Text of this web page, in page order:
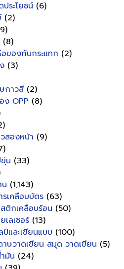
ระโยชน์ (6)
(2)
(8)
ของกันกระแทก (2)
(3)
กาวสี (2)
ง OPP (8)
สองหน้า (9)
น (33)
(1,143)
เคลือบบัตร (63)
ติกเคลือบร้อน (50)
เลเซอร์ (13)
และเขียนแบบ (100)
าษวาดเขียน สมุด วาดเขียน (5)
มัน (24)